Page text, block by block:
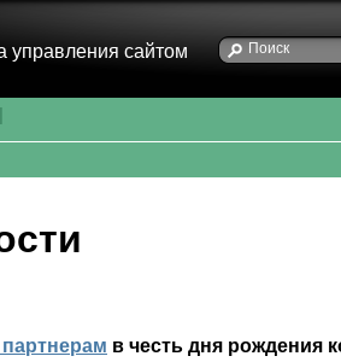
управления сайтом
в честь дня рождения